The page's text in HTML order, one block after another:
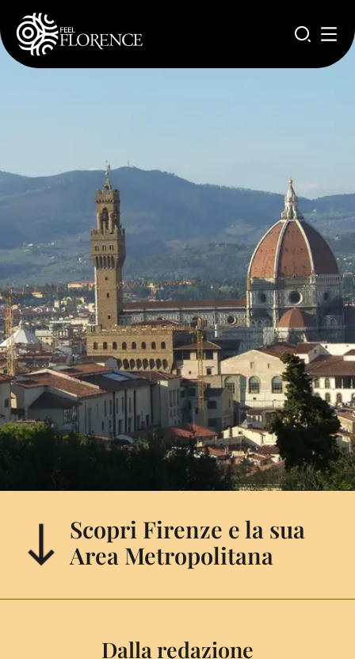
Salta al contenuto principale
Scopri Firenze e la sua
Area Metropolitana
Dalla redazione